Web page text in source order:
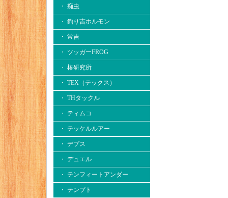
・ 痴虫
・ 釣り吉ホルモン
・ 常吉
・ ツッガーFROG
・ 椿研究所
・ TEX（テックス）
・ THタックル
・ ティムコ
・ テッケルルアー
・ デプス
・ デュエル
・ テンフィートアンダー
・ テンプト